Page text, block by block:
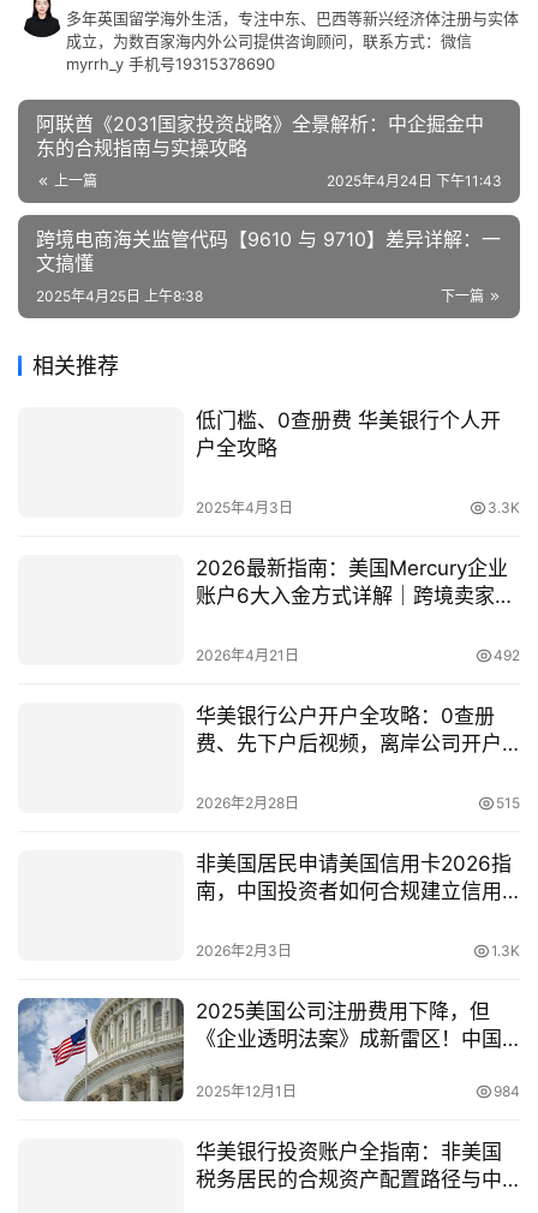
多年英国留学海外生活，专注中东、巴西等新兴经济体注册与实体
成立，为数百家海内外公司提供咨询顾问，联系方式：微信
myrrh_y 手机号19315378690
阿联酋《2031国家投资战略》全景解析：中企掘金中
东的合规指南与实操攻略
上一篇 2025年4月24日 下午11:43
跨境电商海关监管代码【9610 与 9710】差异详解：一
文搞懂
下一篇
2025年4月25日 上午8:38
相关推荐
低门槛、0查册费 华美银行个人开
户全攻略
2025年4月3日 3.3K
2026最新指南：美国Mercury企业
账户6大入金方式详解｜跨境卖家与
2026年4月21日 492
华美银行公户开户全攻略：0查册
费、先下户后视频，离岸公司开户
2026年2月28日 515
非美国居民申请美国信用卡2026指
南，中国投资者如何合规建立信用
2026年2月3日 1.3K
2025美国公司注册费用下降，但
《企业透明法案》成新雷区！中国
2025年12月1日 984
华美银行投资账户全指南：非美国
税务居民的合规资产配置路径与中